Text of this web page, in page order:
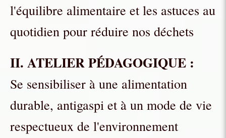
l'équilibre alimentaire et les astuces au
quotidien pour réduire nos déchets
II. ATELIER PÉDAGOGIQUE :
Se sensibiliser à une alimentation
durable, antigaspi et à un mode de vie
respectueux de l'environnement